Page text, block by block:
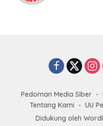
Pedoman Media Siber
Tentang Kami
UU
Didukung oleh